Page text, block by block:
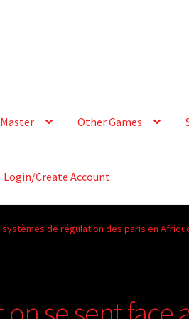
Other Games
Login/Create Account
de régulation des paris en